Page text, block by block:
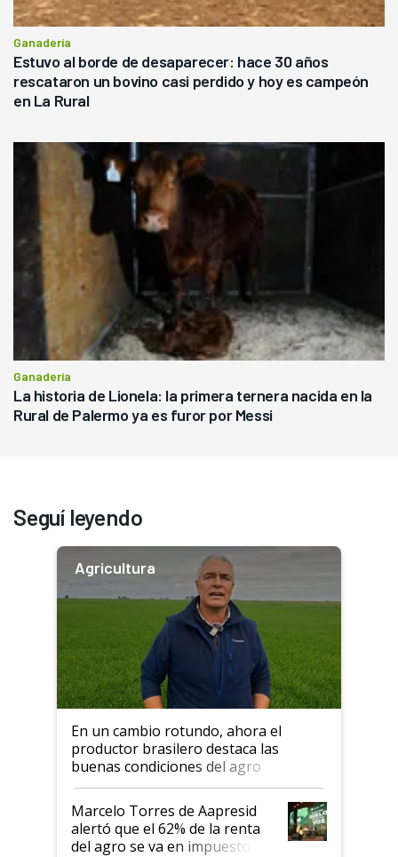
Ganadería
Estuvo al borde de desaparecer: hace 30 años
rescataron un bovino casi perdido y hoy es campeón
en La Rural
Ganadería
La historia de Lionela: la primera ternera nacida en la
Rural de Palermo ya es furor por Messi
Seguí leyendo
Agricultura
En un cambio rotundo, ahora el
productor brasilero destaca las
buenas condiciones del agro
argentino para invertir: "Los veo
más motivados"
Marcelo Torres de Aapresid
alertó que el 62% de la renta
del agro se va en impuestos: